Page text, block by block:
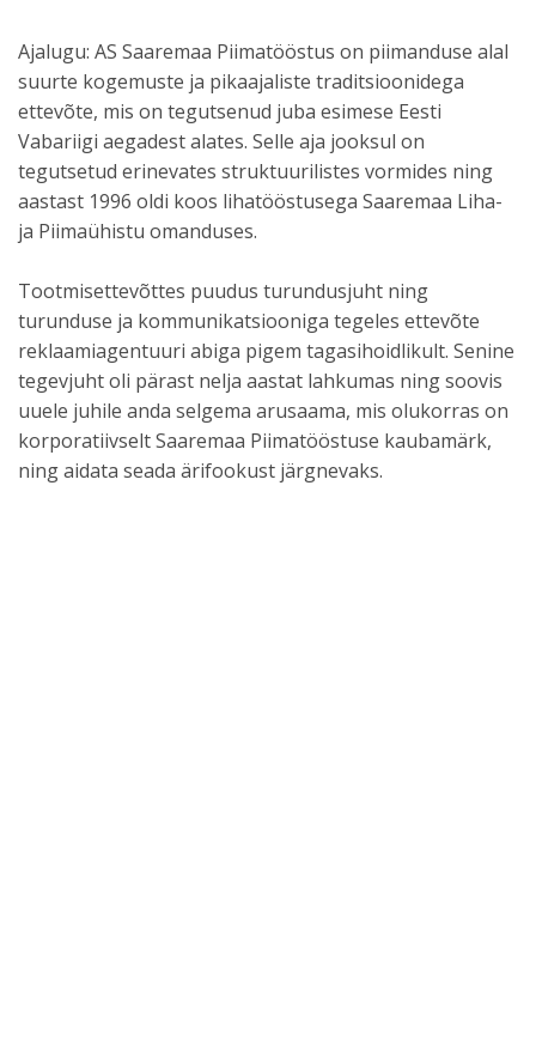
Ajalugu: AS Saaremaa Piimatööstus on piimanduse alal
suurte kogemuste ja pikaajaliste traditsioonidega
ettevõte, mis on tegutsenud juba esimese Eesti
Vabariigi aegadest alates. Selle aja jooksul on
tegutsetud erinevates struktuurilistes vormides ning
aastast 1996 oldi koos lihatööstusega Saaremaa Liha-
ja Piimaühistu omanduses.
Tootmisettevõttes puudus turundusjuht ning
turunduse ja kommunikatsiooniga tegeles ettevõte
reklaamiagentuuri abiga pigem tagasihoidlikult. Senine
tegevjuht oli pärast nelja aastat lahkumas ning soovis
uuele juhile anda selgema arusaama, mis olukorras on
korporatiivselt Saaremaa Piimatööstuse kaubamärk,
ning aidata seada ärifookust järgnevaks.